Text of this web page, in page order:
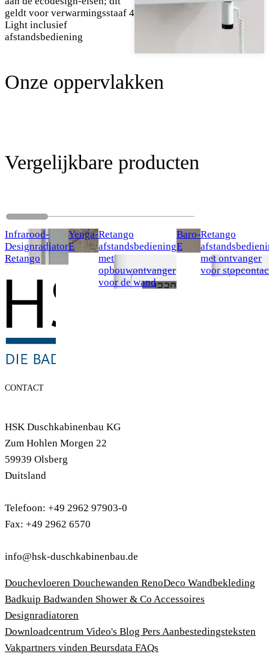
geldt voor verwarmingsstaaf 4
Light inclusief
afstandsbediening
Onze oppervlakken
Vergelijkbare producten
Infrarood-
Designradiator
Retango
Yenga-
E
Retango
afstandsbediening
met
opbouwontvanger
voor de wand
Baro-
E
Retango
met ontvanger
voor
CONTACT
HSK Duschkabinenbau KG
Zum Hohlen Morgen 22
59939 Olsberg
Duitsland
Telefoon: +49 2962 97903-0
Fax: +49 2962 6570
info@hsk-duschkabinenbau.de
Douchevloeren Douchewanden RenoDeco Wandbekleding
Badkuip Badwanden Shower & Co Accessoires
Designradiatoren
Downloadcentrum Video's Blog Pers Aanbestedingsteksten
Vakpartners vinden Beursdata FAQs